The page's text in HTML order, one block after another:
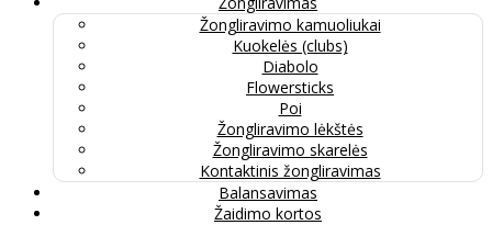
Žongliravimo kamuoliukai
Kuokelės (clubs)
Diabolo
Flowersticks
Poi
Žongliravimo lėkštės
Žongliravimo skarelės
Kontaktinis žongliravimas
Balansavimas
Žaidimo kortos